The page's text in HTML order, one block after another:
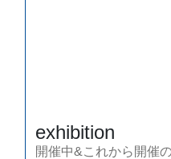
exhibition
開催中&これから開催